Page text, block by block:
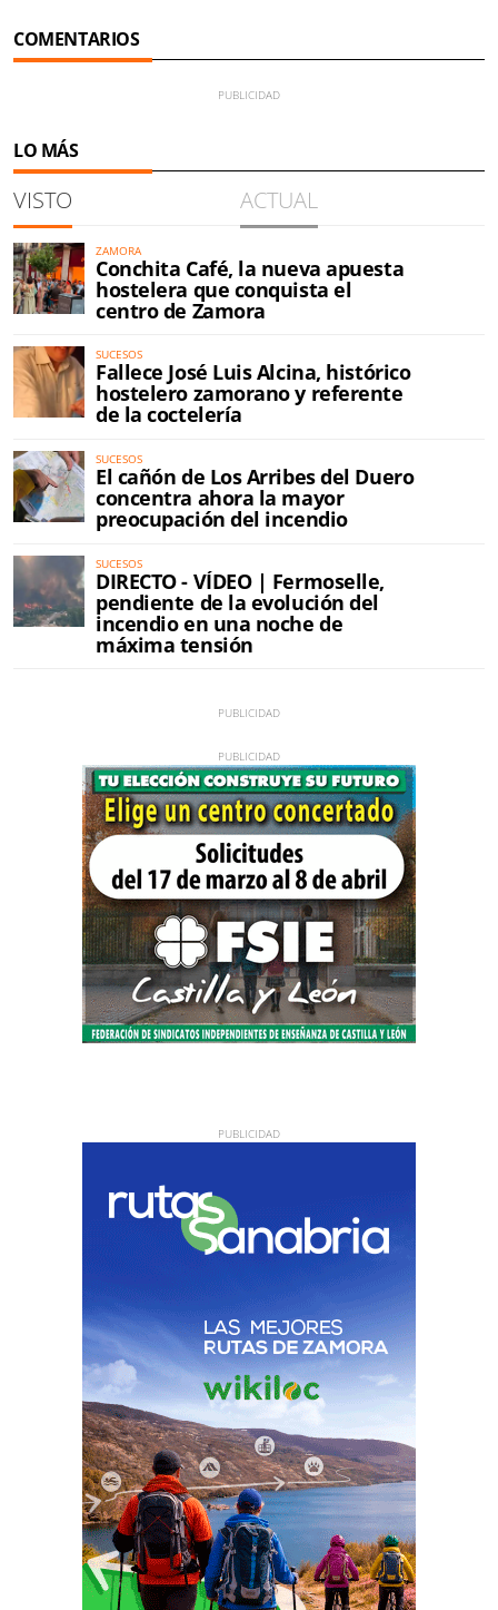
COMENTARIOS
LO MÁS
VISTO ACTUAL
ZAMORA
Conchita Café, la nueva apuesta
hostelera que conquista el
centro de Zamora
SUCESOS
Fallece José Luis Alcina, histórico
hostelero zamorano y referente
de la coctelería
SUCESOS
El cañón de Los Arribes del Duero
concentra ahora la mayor
preocupación del incendio
SUCESOS
DIRECTO - VÍDEO | Fermoselle,
pendiente de la evolución del
incendio en una noche de
máxima tensión